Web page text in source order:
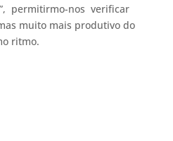
permitirmo-nos verificar
muito mais produtivo do
ritmo.